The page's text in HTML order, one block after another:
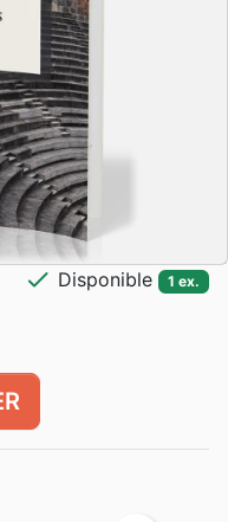
check Disponible 1 ex.